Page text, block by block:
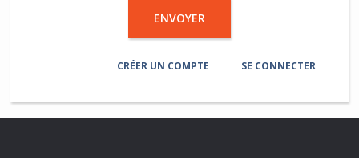
SE CONNECTER
CRÉER UN COMPTE